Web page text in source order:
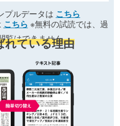
プルデータは こちら
こちら ※無料の試読では、過
覧はできません
れている理由